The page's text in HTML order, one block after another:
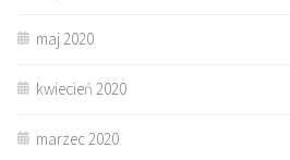
maj 2020
kwiecień 2020
marzec 2020